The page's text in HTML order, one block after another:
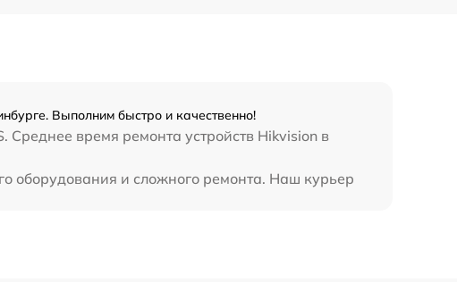
Выполним быстро и качественно!
Среднее время ремонта устройств Hikvision в
оборудования и сложного ремонта. Наш курьер